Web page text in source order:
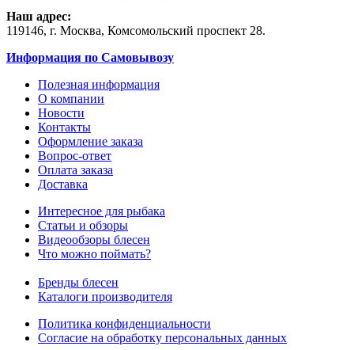
Наш адрес:
119146, г. Москва, Комсомольский проспект 28.
Информация по Самовывозу
Полезная информация
О компании
Новости
Контакты
Оформление заказа
Вопрос-ответ
Оплата заказа
Доставка
Интересное для рыбака
Статьи и обзоры
Видеообзоры блесен
Что можно поймать?
Бренды блесен
Каталоги производителя
Политика конфиденциальности
Согласие на обработку персональных данных